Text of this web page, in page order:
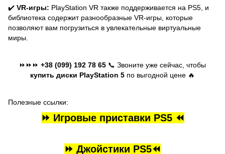
✔️ VR-игры: PlayStation VR также поддерживается на PS5, и
библиотека содержит разнообразные VR-игры, которые
позволяют вам погрузиться в увлекательные виртуальные
миры.
⏩⏩⏩ +38 (099) 192 78 65 📞 Звоните уже сейчас, чтобы
купить диски PlayStation 5 по выгодной цене 🔥
Полезные ссылки:
⏩ Игровые приставки PS5 ⏪
⏩ Джойстики PS5⏪